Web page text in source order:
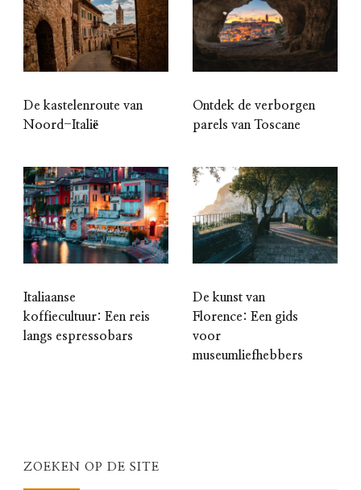
De kastelenroute van
Noord-Italië
Ontdek de verborgen
parels van Toscane
Italiaanse
koffiecultuur: Een reis
langs espressobars
De kunst van
Florence: Een gids
voor
museumliefhebbers
ZOEKEN OP DE SITE